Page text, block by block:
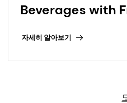
Beverages with
자세히 알아보기